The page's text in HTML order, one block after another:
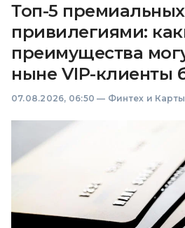
Топ-5
привилегиями:
преимущества
ныне VIP-клиенты
07.08.2026, 06:50 — Финтех и Карты